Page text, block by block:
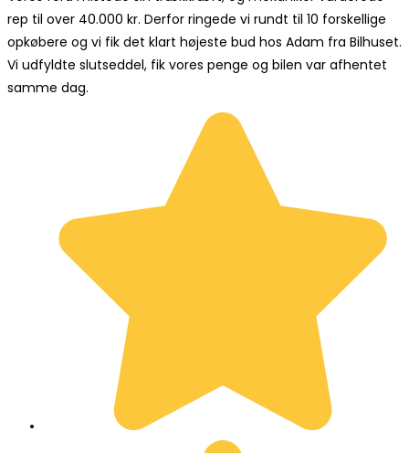
rep til over 40.000 kr. Derfor ringede vi rundt til 10 forskellige
opkøbere og vi fik det klart højeste bud hos Adam fra Bilhuset.
Vi udfyldte slutseddel, fik vores penge og bilen var afhentet
samme dag.